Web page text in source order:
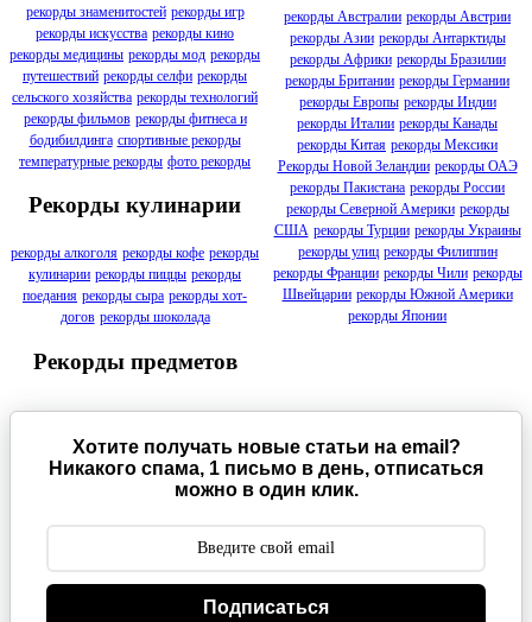
рекорды знаменитостей рекорды игр
рекорды искусства рекорды кино
рекорды медицины рекорды мод рекорды
путешествий рекорды селфи рекорды
сельского хозяйства рекорды технологий
рекорды фильмов рекорды фитнеса и
бодибилдинга спортивные рекорды
температурные рекорды фото рекорды
Рекорды кулинарии
рекорды алкоголя рекорды кофе рекорды
кулинарии рекорды пиццы рекорды
поедания рекорды сыра рекорды хот-
догов рекорды шоколада
Рекорды предметов
рекорды Австралии рекорды Австрии
рекорды Азии рекорды Антарктиды
рекорды Африки рекорды Бразилии
рекорды Британии рекорды Германии
рекорды Европы рекорды Индии
рекорды Италии рекорды Канады
рекорды Китая рекорды Мексики
Рекорды Новой Зеландии рекорды ОАЭ
рекорды Пакистана рекорды России
рекорды Северной Америки рекорды
США рекорды Турции рекорды Украины
рекорды улиц рекорды Филиппин
рекорды Франции рекорды Чили рекорды
Швейцарии рекорды Южной Америки
рекорды Японии
Хотите получать новые статьи на email?
Никакого спама, 1 письмо в день, отписаться
можно в один клик.
Подписаться